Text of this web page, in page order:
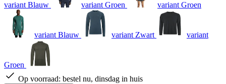
variant Blauw variant Groen variant Groen
variant Blauw variant Zwart variant
Groen
Op voorraad: bestel nu, dinsdag in huis